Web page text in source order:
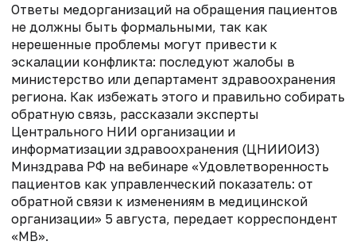
Ответы медорганизаций на обращения пациентов
не должны быть формальными, так как
нерешенные проблемы могут привести к
эскалации конфликта: последуют жалобы в
министерство или департамент здравоохранения
региона. Как избежать этого и правильно собирать
обратную связь, рассказали эксперты
Центрального НИИ организации и
информатизации здравоохранения (ЦНИИОИЗ)
Минздрава РФ на вебинаре «Удовлетворенность
пациентов как управленческий показатель: от
обратной связи к изменениям в медицинской
организации» 5 августа, передает корреспондент
«МВ».